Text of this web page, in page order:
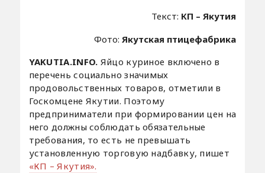
Текст: КП – Якутия
Фото:Якутская птицефабрика
YAKUTIA.INFO. Яйцо куриное включено в
перечень социально значимых
продовольственных товаров, отметили в
Госкомцене Якутии. Поэтому
предприниматели при формировании цен на
него должны соблюдать обязательные
требования, то есть не превышать
установленную торговую надбавку, пишет
«КП – Якутия».